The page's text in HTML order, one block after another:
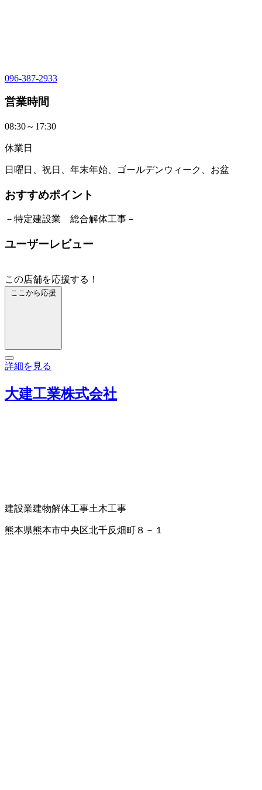
096-387-2933
営業時間
08:30～17:30
休業日
日曜日、祝日、年末年始、ゴールデンウィーク、お盆
おすすめポイント
－特定建設業 総合解体工事－
ユーザーレビュー
この店舗を応援する！
ここから応援
詳細を見る
大建工業株式会社
建設業建物解体工事土木工事
熊本県熊本市中央区北千反畑町８－１